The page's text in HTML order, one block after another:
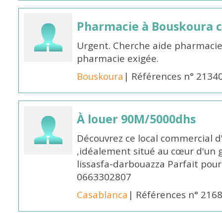
Pharmacie à Bouskoura
Urgent. Cherche aide
pharmacie exigée.
Bouskoura | Références n°
À louer 90M/5000dhs
Découvrez ce local commercial
,idéalement situé au cœur d'un
lissasfa-darbouazza Parfait
0663302807
Casablanca | Références n°